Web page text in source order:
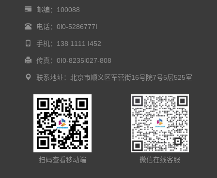
邮编：100088
电话：0l0-5286777I
手机：138 1111 I452
传真：0I0-8235l027-808
联系地址：北京市顺义区军营街16号院7号5层525室
扫码查看移动端 微信在线客服